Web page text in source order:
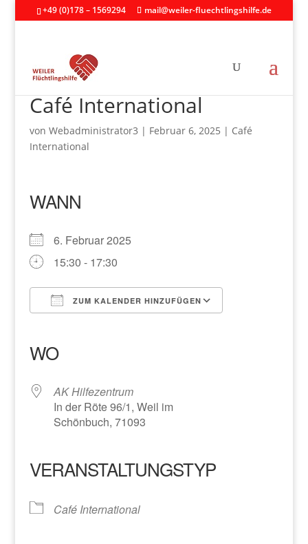
+49 (0)178 – 1569294 mail@weiler-fluechtlingshilfe.de
Café International
von Webadministrator3 | Februar 6, 2025 | Café
International
WANN
6. Februar 2025
15:30 - 17:30
ZUM KALENDER HINZUFÜGEN
WO
AK Hilfezentrum
In der Röte 96/1, Weil im
Schönbuch, 71093
VERANSTALTUNGSTYP
Café International